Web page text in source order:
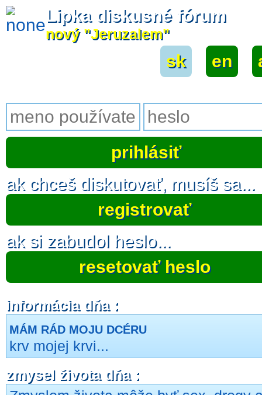
Lipka diskusné fórum
nový "Jeruzalem"
sk en
ak chceš diskutovať, musíš sa...
registrovať
ak si zabudol heslo...
resetovať heslo
informácia dňa :
MÁM RÁD MOJU DCÉRU
krv mojej krvi...
zmysel života dňa :